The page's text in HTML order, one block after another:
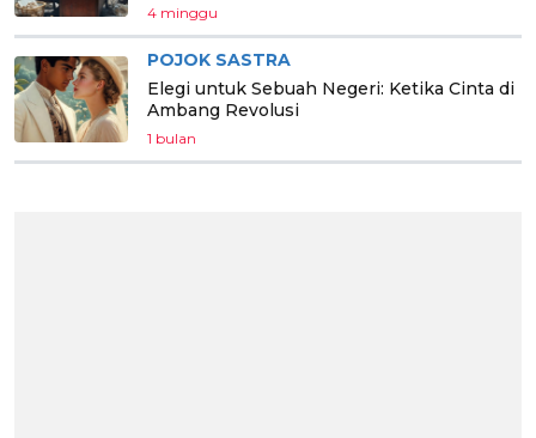
4 minggu
POJOK SASTRA
Elegi untuk Sebuah Negeri: Ketika Cinta di
Ambang Revolusi
1 bulan